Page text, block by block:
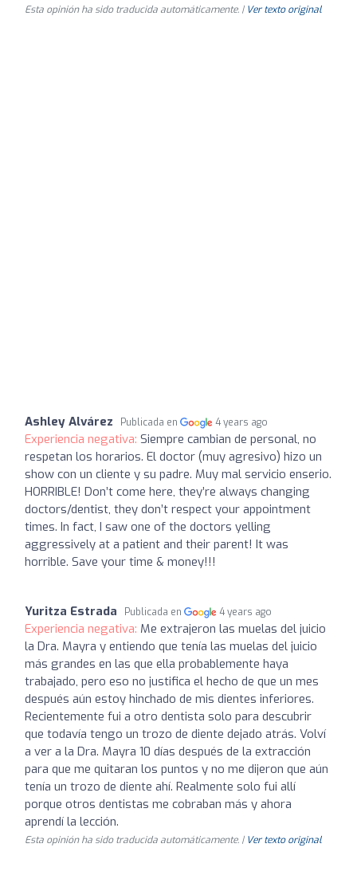
Esta opinión ha sido traducida automáticamente. | Ver texto original
Ashley Alvárez Publicada en 4 years ago
Experiencia negativa: Siempre cambian de personal, no
respetan los horarios. El doctor (muy agresivo) hizo un
show con un cliente y su padre. Muy mal servicio enserio.
HORRIBLE! Don’t come here, they’re always changing
doctors/dentist, they don’t respect your appointment
times. In fact, I saw one of the doctors yelling
aggressively at a patient and their parent! It was
horrible. Save your time & money!!!
Yuritza Estrada Publicada en 4 years ago
Experiencia negativa: Me extrajeron las muelas del juicio
la Dra. Mayra y entiendo que tenía las muelas del juicio
más grandes en las que ella probablemente haya
trabajado, pero eso no justifica el hecho de que un mes
después aún estoy hinchado de mis dientes inferiores.
Recientemente fui a otro dentista solo para descubrir
que todavía tengo un trozo de diente dejado atrás. Volví
a ver a la Dra. Mayra 10 días después de la extracción
para que me quitaran los puntos y no me dijeron que aún
tenía un trozo de diente ahí. Realmente solo fui allí
porque otros dentistas me cobraban más y ahora
aprendí la lección.
Esta opinión ha sido traducida automáticamente. | Ver texto original